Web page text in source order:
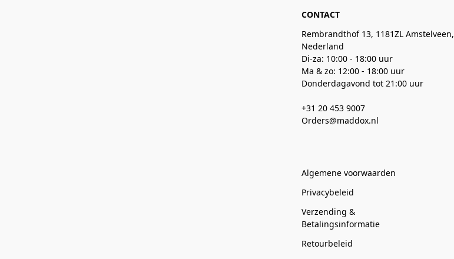
CONTACT
Rembrandthof 13, 1181ZL Amstelveen,
Nederland
Di-za: 10:00 - 18:00 uur
Ma & zo: 12:00 - 18:00 uur
Donderdagavond tot 21:00 uur
+31 20 453 9007
Orders@maddox.nl
Algemene voorwaarden
Privacybeleid
Verzending &
Betalingsinformatie
Retourbeleid